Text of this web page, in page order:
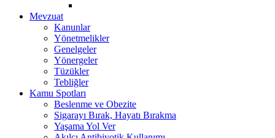
Mevzuat
Kanunlar
Yönetmelikler
Genelgeler
Yönergeler
Tüzükler
Tebliğler
Kamu Spotları
Beslenme ve Obezite
Sigarayı Bırak, Hayatı Bırakma
Yaşama Yol Ver